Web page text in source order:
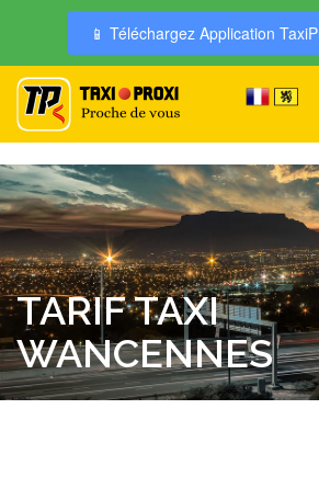
📱 Téléchargez Application
TARIF TAXI
WANCENNES